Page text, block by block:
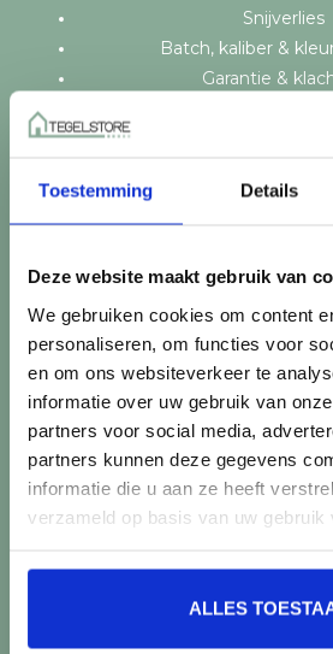
Toestemming Details
Deze website maakt gebruik van
We gebruiken cookies om content
personaliseren, om functies voor
en om ons websiteverkeer te
informatie over uw gebruik van
partners voor social media,
partners kunnen deze gegevens
informatie die u aan ze heeft
verzameld op basis van uw gebruik
ALLES
Snijverlies
Batch, kaliber &
Garantie &
Over
Privacy
Producten
Alle
Nieuwe
Merken
Tags